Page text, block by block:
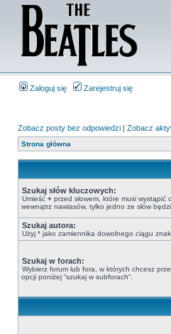
Zaloguj się Zarejestruj się
Zobacz posty bez odpowiedzi | Zobacz
Strona główna
Szukaj słów kluczowych:
Umieść + przed słowem, które musi wystąpić
wewnątrz nawiasów, tylko jedno ze słów
Szukaj autora:
Użyj * jako zamiennika dowolnego ciągu
Szukaj w forach:
Wybierz forum lub fora, w których chcesz
opcji poniżej “szukaj w subforach“.